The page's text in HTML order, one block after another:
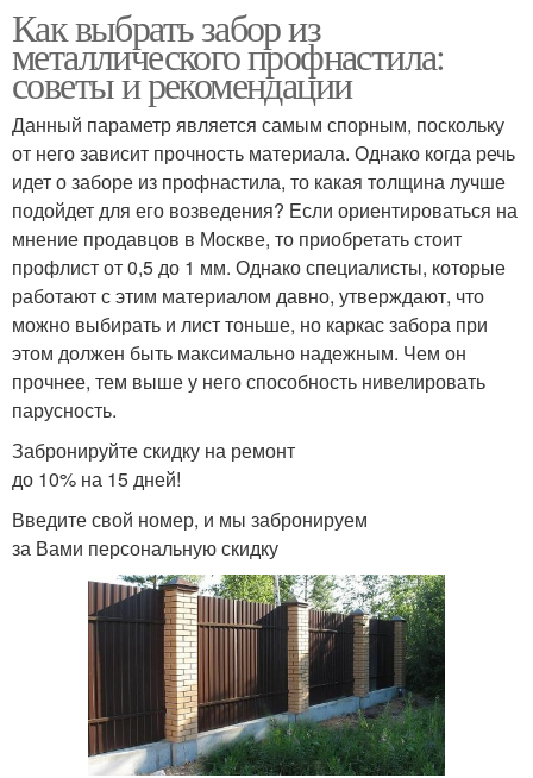
Как выбрать забор из
металлического профнастила:
советы и рекомендации
Данный параметр является самым спорным, поскольку
от него зависит прочность материала. Однако когда речь
идет о заборе из профнастила, то какая толщина лучше
подойдет для его возведения? Если ориентироваться на
мнение продавцов в Москве, то приобретать стоит
профлист от 0,5 до 1 мм. Однако специалисты, которые
работают с этим материалом давно, утверждают, что
можно выбирать и лист тоньше, но каркас забора при
этом должен быть максимально надежным. Чем он
прочнее, тем выше у него способность нивелировать
парусность.
Забронируйте скидку на ремонт
до 10% на 15 дней!
Введите свой номер, и мы забронируем
за Вами персональную скидку